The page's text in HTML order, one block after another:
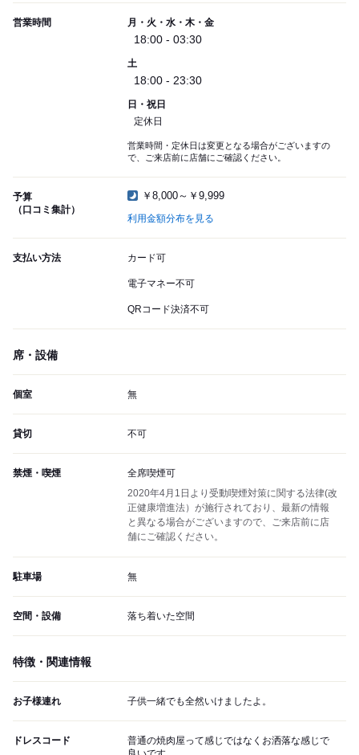
営業時間 月・火・水・木・金
18:00 - 03:30
土
18:00 - 23:30
日・祝日
定休日
営業時間・定休日は変更となる場合がございますの
で、ご来店前に店舗にご確認ください。
予算
（口コミ集計）
￥8,000～￥9,999
利用金額分布を見る
支払い方法 カード可
電子マネー不可
QRコード決済不可
席・設備
個室 無
貸切 不可
禁煙・喫煙
全席喫煙可
2020年4月1日より受動喫煙対策に関する法律(改
正健康増進法）が施行されており、最新の情報
と異なる場合がございますので、ご来店前に店
舗にご確認ください。
駐車場 無
空間・設備 落ち着いた空間
特徴・関連情報
お子様連れ 子供一緒でも全然いけましたよ。
ドレスコード
普通の焼肉屋って感じではなくお洒落な感じで